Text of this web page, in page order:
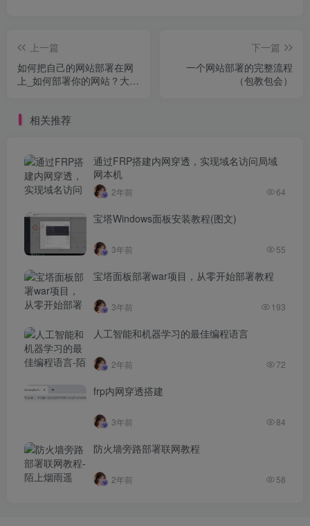
上一篇
如何把自己的网站部署在网
上_如何部署你的网站？大概
下一篇
一个网站部署的完整流程
（包教包会）
相关推荐
通过FRP搭建内网穿透，实现域名访问局域
网本机
2年前 64
宝塔Windows面板安装教程(图文)
3年前 55
宝塔面板部署war项目，从零开始部署教程
3年前 193
人工智能和机器学习的最佳编程语言
2年前 72
frp内网穿透搭建
3年前 84
防火墙旁路部署联网教程
2年前 58